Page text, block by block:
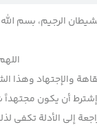
الرجیم، بسم
والإجتهاد وهذا
إشترط أن يكون
إلى الأدلة تكفي